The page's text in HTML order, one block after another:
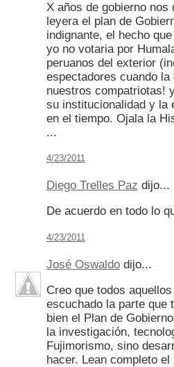
X años de gobierno
leyera el plan de
indignante, el hecho
yo no votaria por
peruanos del exterior
espectadores cuando
nuestros compatriotas!
su institucionalidad y la
en el tiempo. Ojala la
...
4/23/2011
Diego Trelles Paz dijo...
De acuerdo en todo lo
4/23/2011
José Oswaldodijo...
Creo que todos
escuchado la parte que
bien el Plan de
la investigación,
Fujimorismo, sino
hacer. Lean completo